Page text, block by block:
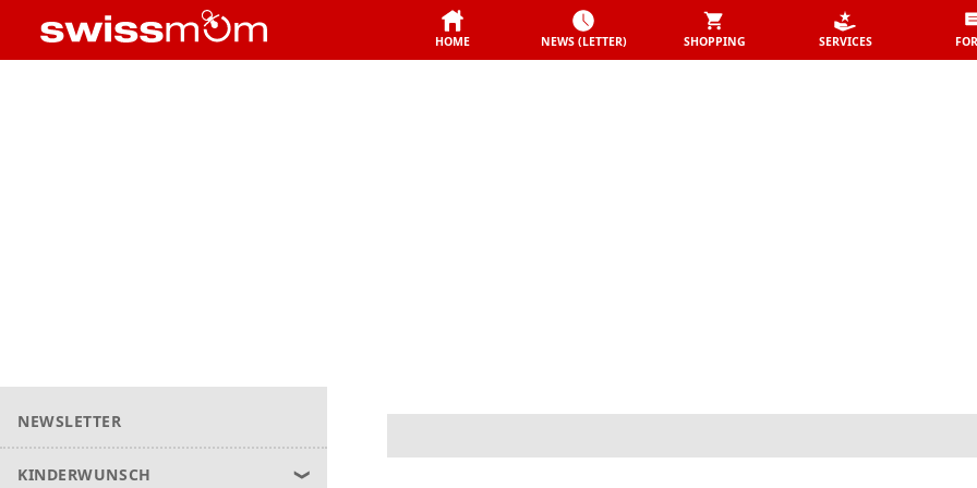
HOME NEWS (LETTER) SHOPPING SERVICES
NEWSLETTER
KINDERWUNSCH